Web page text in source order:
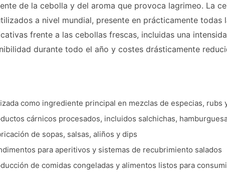
de la cebolla y del aroma que provoca lagrimeo. La
a nivel mundial, presente en prácticamente
frente a las cebollas frescas, incluidas una
durante todo el año y costes drásticamente
como ingrediente principal en mezclas de especias, rubs
cárnicos procesados, incluidos salchichas,
de sopas, salsas, aliños y dips
para aperitivos y sistemas de recubrimiento salados
de comidas congeladas y alimentos listos para